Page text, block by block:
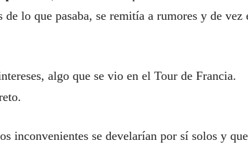
lo que pasaba, se remitía a rumores y de vez
algo que se vio en el Tour de Francia.
inconvenientes se develarían por sí solos y